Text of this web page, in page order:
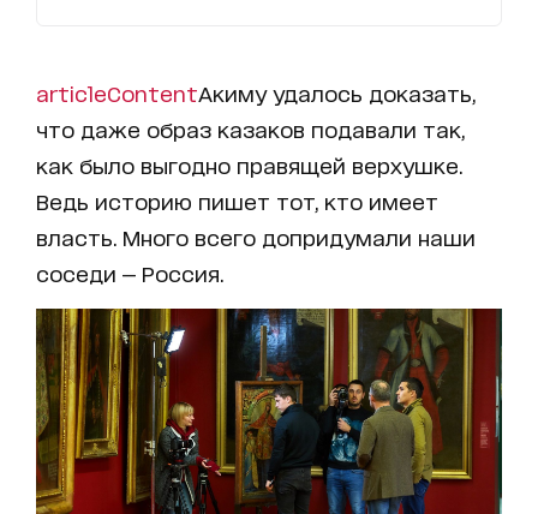
articleContentАкиму удалось доказать,
что даже образ казаков подавали так,
как было выгодно правящей верхушке.
Ведь историю пишет тот, кто имеет
власть. Много всего допридумали наши
соседи — Россия.